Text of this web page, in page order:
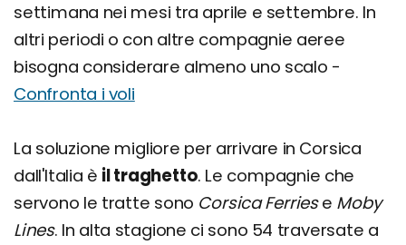
settimana nei mesi tra aprile e settembre. In
altri periodi o con altre compagnie aeree
bisogna considerare almeno uno scalo -
Confronta i voli
La soluzione migliore per arrivare in Corsica
dall'Italia è il traghetto. Le compagnie che
servono le tratte sono Corsica Ferriese Moby
Lines. In alta stagione ci sono 54 traversate a